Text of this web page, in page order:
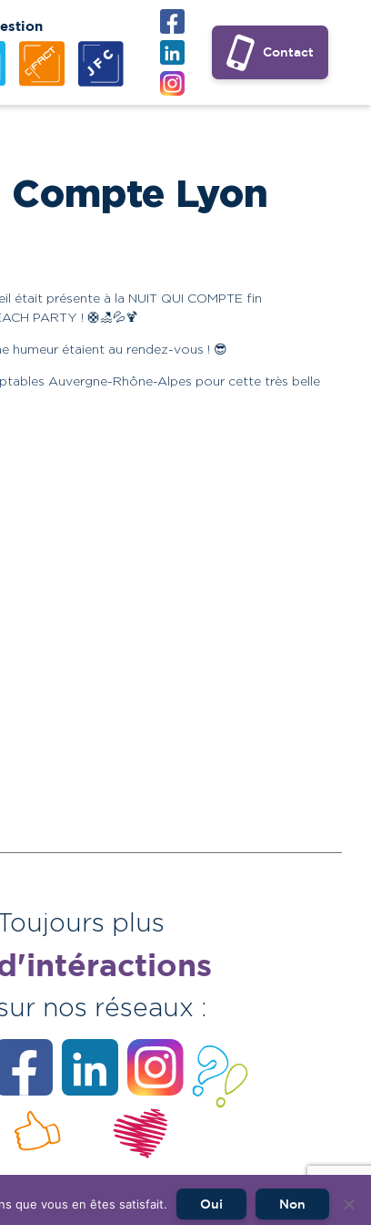
Contact
Lyon
était présente à la NUIT QUI COMPTE fin
PARTY ! 🛟🏖💦🍹
humeur étaient au rendez-vous ! 😎
Auvergne-Rhône-Alpes pour cette très belle
plus
nos réseaux :
que vous en êtes satisfait.
Oui Non